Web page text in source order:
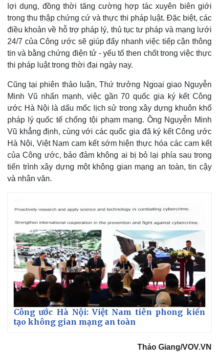
Pháp luật
Vụ án
Tin nóng
Quân sự - Quốc phòng
Vũ khí
Việt Nam
lợi dụng, đồng thời tăng cường hợp tác xuyên biên giới
trong thu thập chứng cứ và thực thi pháp luật. Đặc biệt, các
điều khoản về hỗ trợ pháp lý, thủ tục tư pháp và mạng lưới
24/7 của Công ước sẽ giúp đẩy nhanh việc tiếp cận thông
tin và bằng chứng điện tử - yếu tố then chốt trong việc thực
thi pháp luật trong thời đại ngày nay.
Cũng tại phiên thảo luận, Thứ trưởng Ngoại giao Nguyễn
Minh Vũ nhấn mạnh, việc gần 70 quốc gia ký kết Công
ước Hà Nội là dấu mốc lịch sử trong xây dựng khuôn khổ
pháp lý quốc tế chống tội phạm mạng. Ông Nguyễn Minh
Vũ khẳng định, cùng với các quốc gia đã ký kết Công ước
Hà Nội, Việt Nam cam kết sớm hiện thực hóa các cam kết
của Công ước, bảo đảm không ai bị bỏ lại phía sau trong
tiến trình xây dựng một không gian mạng an toàn, tin cậy
và nhân văn.
Công ước Hà Nội: Việt Nam tiên phong kiến
tạo không gian mạng an toàn
Thảo Giang/VOV.VN